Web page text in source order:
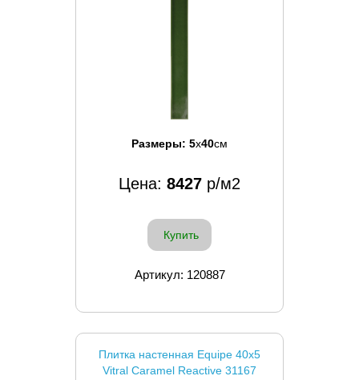
Размеры: 5x40см
Цена: 8427 р/м2
Купить
Артикул: 120887
Плитка настенная Equipe 40x5
Vitral Caramel Reactive 31167